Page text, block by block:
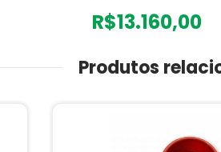
R$13.160,00
Produtos